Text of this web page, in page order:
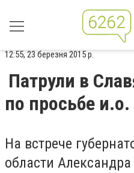
12:55, 23 березня 2015 р.
Патрули в
по просьбе
На встрече
области